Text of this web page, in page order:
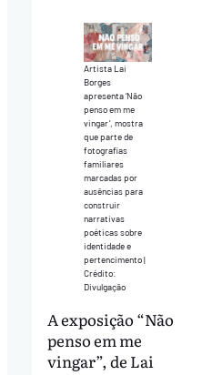
Artista Lai
Borges
apresenta ‘Não
penso em me
vingar’, mostra
que parte de
fotografias
familiares
marcadas por
ausências para
construir
narrativas
poéticas sobre
identidade e
pertencimento |
Crédito:
Divulgação
A exposição “Não
penso em me
vingar”, de Lai